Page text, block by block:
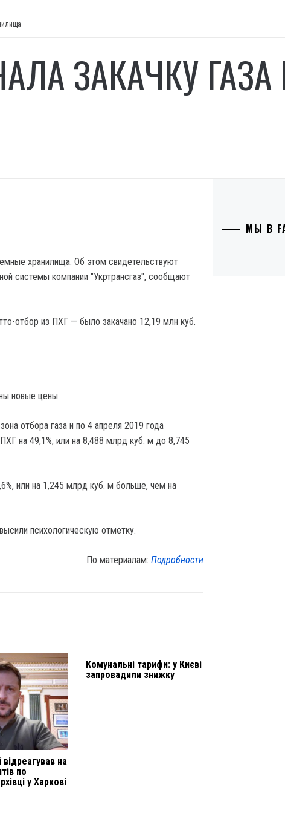
ЗАКАЧКУ ГАЗА
хранилища. Об этом свидетельствуют
системы компании "Укртрансгаз", сообщают
отбор из ПХГ — было закачано 12,19 млн куб.
новые цены
отбора газа и по 4 апреля 2019 года
на 49,1%, или на 8,488 млрд куб. м до 8,745
или на 1,245 млрд куб. м больше, чем на
психологическую отметку.
По материалам:Подробности
на
по
у Харкові
Комунальні тарифи: у Києві
запровадили знижку
МЫ В